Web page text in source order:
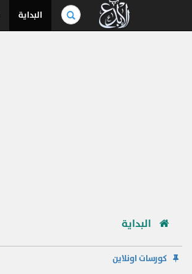
بحث
في
الموسوعة..
البداية
البداية
كورسات اونلاين